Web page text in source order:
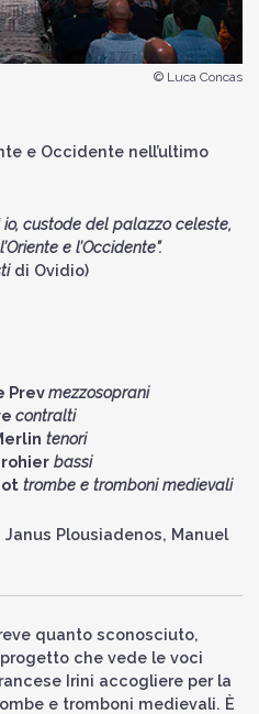
© Luca Concas
e Occidente nell’ultimo
custode del palazzo celeste,
e l’Occidente”.
di Ovidio)
Prevmezzosoprani
contralti
tenori
bassi
trombe e tromboni medievali
Plousiadenos, Manuel
quanto sconosciuto,
che vede le voci
Irini accogliere per la
e tromboni medievali. È